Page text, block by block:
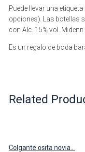
Puede llevar una
opciones). Las botellas
con Alc. 15% vol.
Es un regalo de boda
Related
Colgante osita novia...